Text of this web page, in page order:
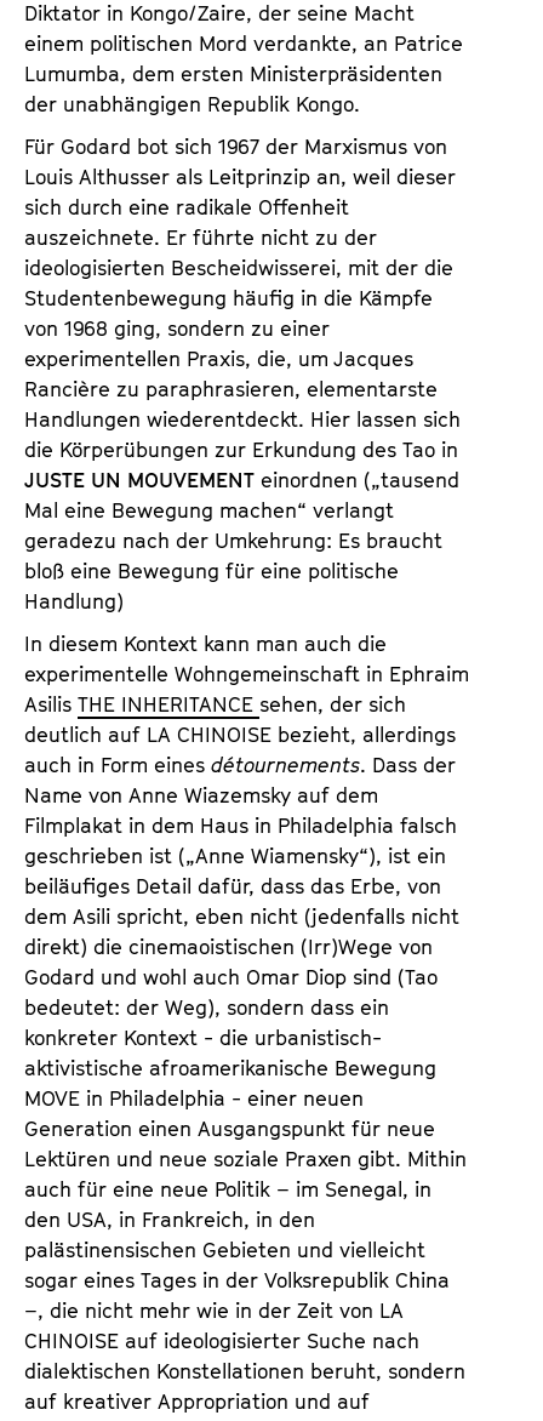
Diktator in Kongo/Zaire, der seine Macht
einem politischen Mord verdankte, an Patrice
Lumumba, dem ersten Ministerpräsidenten
der unabhängigen Republik Kongo.
Für Godard bot sich 1967 der Marxismus von
Louis Althusser als Leitprinzip an, weil dieser
sich durch eine radikale Offenheit
auszeichnete. Er führte nicht zu der
ideologisierten Bescheidwisserei, mit der die
Studentenbewegung häufig in die Kämpfe
von 1968 ging, sondern zu einer
experimentellen Praxis, die, um Jacques
Rancière zu paraphrasieren, elementarste
Handlungen wiederentdeckt. Hier lassen sich
die Körperübungen zur Erkundung des Tao in
JUSTE UN MOUVEMENT einordnen („tausend
Mal eine Bewegung machen“ verlangt
geradezu nach der Umkehrung: Es braucht
bloß eine Bewegung für eine politische
Handlung)
In diesem Kontext kann man auch die
experimentelle Wohngemeinschaft in Ephraim
Asilis THE INHERITANCE sehen, der sich
deutlich auf LA CHINOISE bezieht, allerdings
auch in Form eines détournements. Dass der
Name von Anne Wiazemsky auf dem
Filmplakat in dem Haus in Philadelphia falsch
geschrieben ist („Anne Wiamensky“), ist ein
beiläufiges Detail dafür, dass das Erbe, von
dem Asili spricht, eben nicht (jedenfalls nicht
direkt) die cinemaoistischen (Irr)Wege von
Godard und wohl auch Omar Diop sind (Tao
bedeutet: der Weg), sondern dass ein
konkreter Kontext - die urbanistisch-
aktivistische afroamerikanische Bewegung
MOVE in Philadelphia - einer neuen
Generation einen Ausgangspunkt für neue
Lektüren und neue soziale Praxen gibt. Mithin
auch für eine neue Politik – im Senegal, in
den USA, in Frankreich, in den
palästinensischen Gebieten und vielleicht
sogar eines Tages in der Volksrepublik China
–, die nicht mehr wie in der Zeit von LA
CHINOISE auf ideologisierter Suche nach
dialektischen Konstellationen beruht, sondern
auf kreativer Appropriation und auf